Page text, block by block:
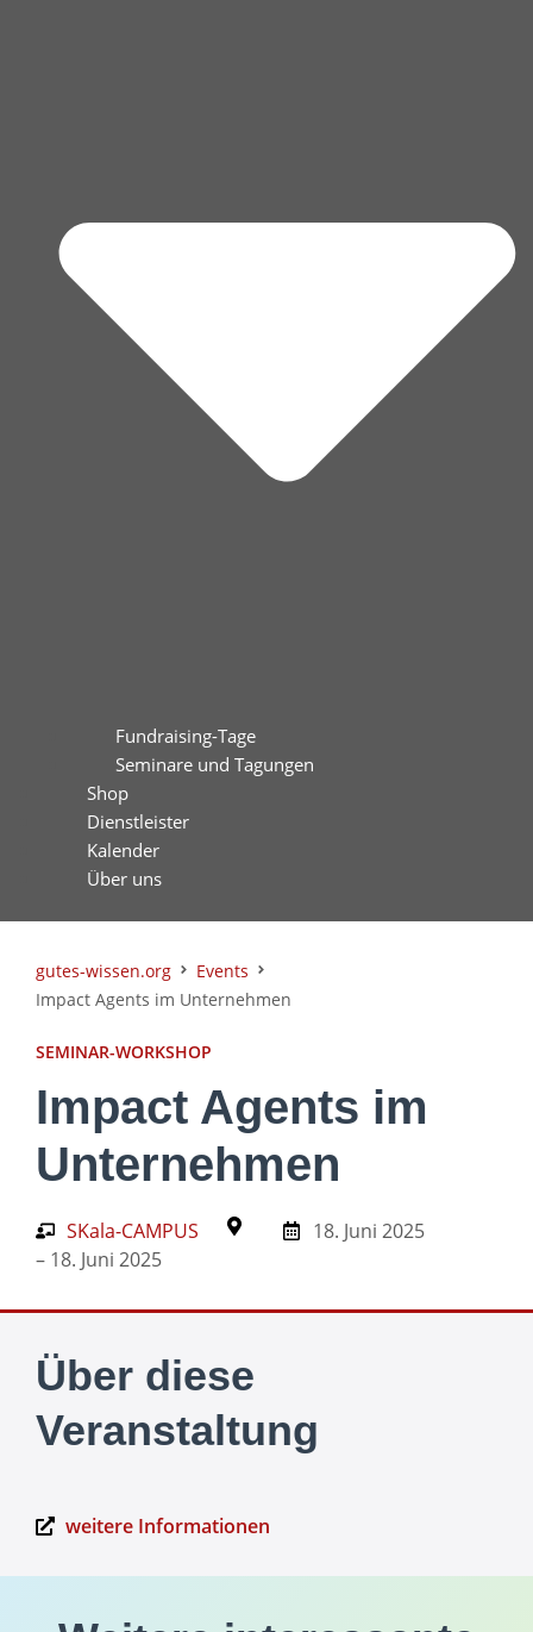
Fundraising-Tage
Seminare und Tagungen
Shop
Dienstleister
Kalender
Über uns
gutes-wissen.org
Events
Impact Agents im Unternehmen
SEMINAR-WORKSHOP
Impact Agents im
Unternehmen
SKala-CAMPUS
18. Juni 2025
– 18. Juni 2025
Über diese
Veranstaltung
weitere Informationen